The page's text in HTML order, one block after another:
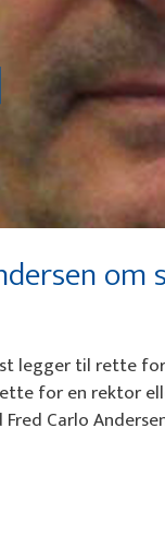
legger til rette
for en rektor
Carlo